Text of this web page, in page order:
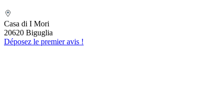
Casa di I Mori
20620 Biguglia
Déposez le premier avis !